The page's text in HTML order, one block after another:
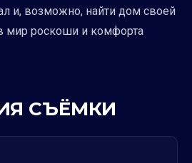
и, возможно, найти дом своей
мир роскоши и комфорта
СЪЁМКИ